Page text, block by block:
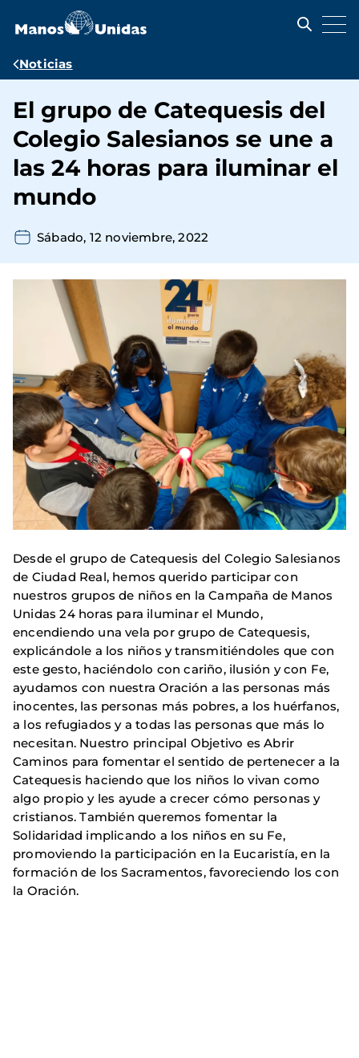
contenido
Ruta
navegación
Noticias
El grupo de Catequesis del
Colegio Salesianos se une a
las 24 horas para iluminar el
mundo
Sábado, 12 noviembre, 2022
Desde el grupo de Catequesis del Colegio Salesianos
de Ciudad Real, hemos querido participar con
nuestros grupos de niños en la Campaña de Manos
Unidas 24 horas para iluminar el Mundo,
encendiendo una vela por grupo de Catequesis,
explicándole a los niños y transmitiéndoles que con
este gesto, haciéndolo con cariño, ilusión y con Fe,
ayudamos con nuestra Oración a las personas más
inocentes, las personas más pobres, a los huérfanos,
a los refugiados y a todas las personas que más lo
necesitan. Nuestro principal Objetivo es Abrir
Caminos para fomentar el sentido de pertenecer a la
Catequesis haciendo que los niños lo vivan como
algo propio y les ayude a crecer cómo personas y
cristianos. También queremos fomentar la
Solidaridad implicando a los niños en su Fe,
promoviendo la participación en la Eucaristía, en la
formación de los Sacramentos, favoreciendo los con
la Oración.